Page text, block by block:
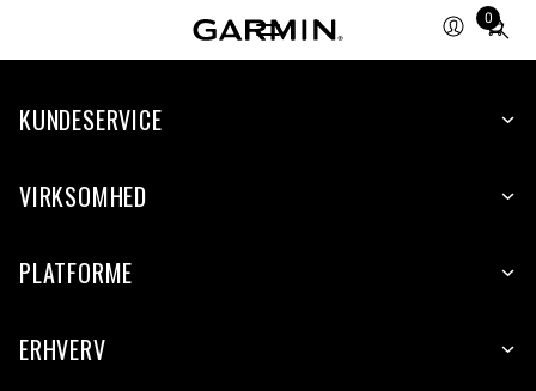
0
Total
items
cart:
KUNDESERVICE
VIRKSOMHED
PLATFORME
ERHVERV